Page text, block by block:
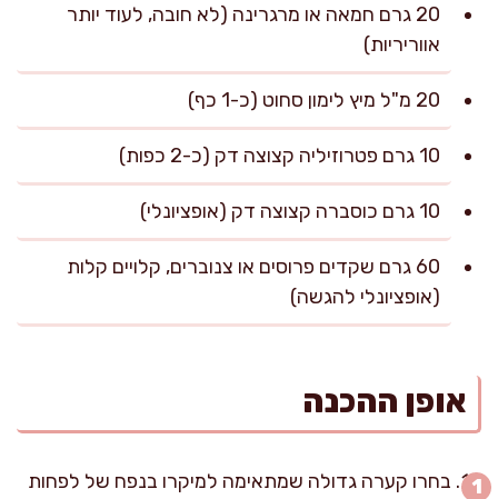
20 גרם חמאה או מרגרינה (לא חובה, לעוד יותר
אווריריות)
20 מ"ל מיץ לימון סחוט (כ-1 כף)
10 גרם פטרוזיליה קצוצה דק (כ-2 כפות)
10 גרם כוסברה קצוצה דק (אופציונלי)
60 גרם שקדים פרוסים או צנוברים, קלויים קלות
(אופציונלי להגשה)
אופן ההכנה
בחרו קערה גדולה שמתאימה למיקרו בנפח של לפחות